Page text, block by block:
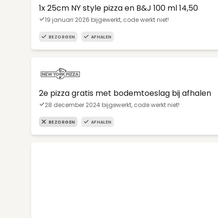
1x 25cm NY style pizza en B&J 100 ml 14,50
19 januari 2026 bijgewerkt, code werkt niet!
BEZORGEN AFHALEN
2e pizza gratis met bodemtoeslag bij afhalen
28 december 2024 bijgewerkt, code werkt niet!
BEZORGEN AFHALEN